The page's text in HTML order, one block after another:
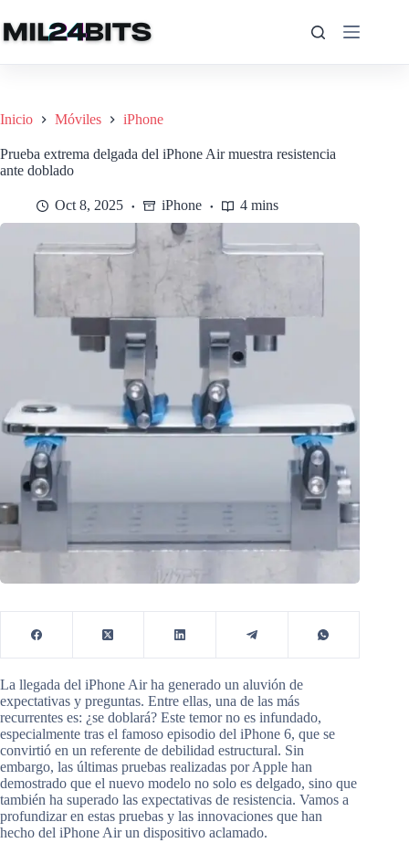
al
contenido
Inicio Móviles iPhone
Prueba extrema delgada del iPhone Air muestra resistencia
ante doblado
Oct 8, 2025 iPhone 4 mins
La llegada del iPhone Air ha generado un aluvión de
expectativas y preguntas. Entre ellas, una de las más
recurrentes es: ¿se doblará? Este temor no es infundado,
especialmente tras el famoso episodio del iPhone 6, que se
convirtió en un referente de debilidad estructural. Sin
embargo, las últimas pruebas realizadas por Apple han
demostrado que el nuevo modelo no solo es delgado, sino que
también ha superado las expectativas de resistencia. Vamos a
profundizar en estas pruebas y las innovaciones que han
hecho del iPhone Air un dispositivo aclamado.